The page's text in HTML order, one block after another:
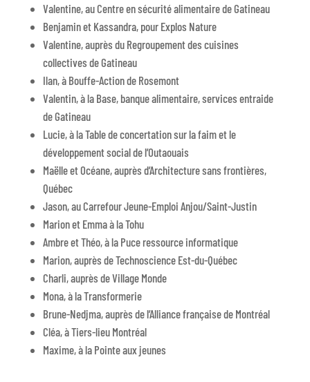
Valentine, au Centre en sécurité alimentaire de Gatineau
Benjamin et Kassandra, pour Explos Nature
Valentine, auprès du Regroupement des cuisines
collectives de Gatineau
Ilan, à Bouffe-Action de Rosemont
Valentin, à la Base, banque alimentaire, services entraide
de Gatineau
Lucie, à la Table de concertation sur la faim et le
développement social de l’Outaouais
Maëlle et Océane, auprès d’Architecture sans frontières,
Québec
Jason, au Carrefour Jeune-Emploi Anjou/Saint-Justin
Marion et Emma à la Tohu
Ambre et Théo, à la Puce ressource informatique
Marion, auprès de Technoscience Est-du-Québec
Charli, auprès de Village Monde
Mona, à la Transformerie
Brune-Nedjma, auprès de l’Alliance française de Montréal
Cléa, à Tiers-lieu Montréal
Maxime, à la Pointe aux jeunes